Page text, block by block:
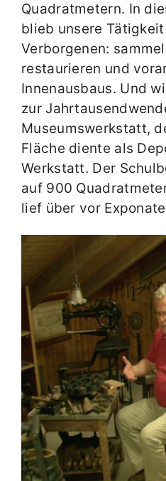
Quadratmetern. In
blieb unsere
Verborgenen:
restaurieren und
Innenausbaus. Und
zur
Museumswerkstatt,
Fläche diente als
Werkstatt. Der
auf 900
lief über vor